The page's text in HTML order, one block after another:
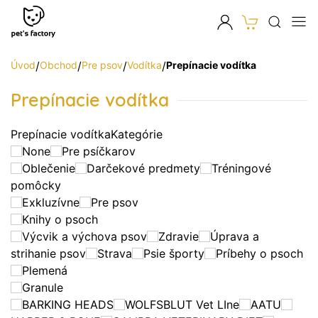
Úvod/Obchod/Pre psov/Vodítka/Prepínacie vodítka
Prepínacie vodítka
Prepínacie vodítkaKategórie
None
Pre psíčkarov
Oblečenie
Darčekové predmety
Tréningové
pomôcky
Exkluzívne
Pre psov
Knihy o psoch
Výcvik a výchova psov
Zdravie
Úprava a
strihanie psov
Strava Psie športy
Príbehy o psoch
Plemená
Granule
BARKING HEADS
WOLFSBLUT Vet LIne
AATU